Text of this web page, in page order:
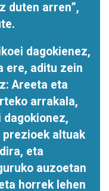
duten arren”,
dagokienez,
ere, aditu zein
Areeta eta
arrakala,
altuak
eta
auzoetan
horrek lehen